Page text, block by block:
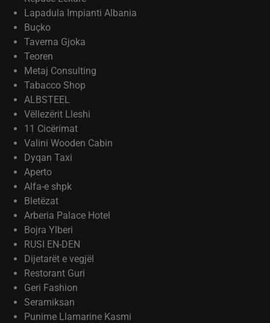
Lapadula Impianti Albania
Buçko
Taverna Gjoka
Teoren
Metaj Consulting
Tabacco Shop
ALBSTEEL
Vëllezërit Lleshi
11 Cicërimat
Valini Wooden Cabin
Dyqan Taxi
Aperto
Alfa-e shpk
Bletëzat
Arberia Palace Hotel
Bojra Ylberi
RUSI EN-DEN
Dijetarët e vegjël
Restorant Guri
Geri Fashion
Seramiksan
Punime Llamarine Kasmi